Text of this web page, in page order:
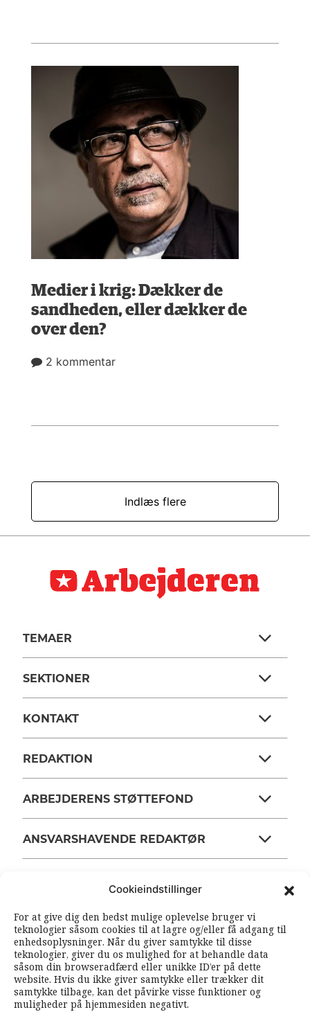
Cookieindstillinger
For at give dig den bedst mulige oplevelse bruger vi
teknologier såsom cookies til at lagre og/eller få adgang til
enhedsoplysninger. Når du giver samtykke til disse
teknologier, giver du os mulighed for at behandle data
såsom din browseradfærd eller unikke ID’er på dette
website. Hvis du ikke giver samtykke eller trækker dit
samtykke tilbage, kan det påvirke visse funktioner og
muligheder på hjemmesiden negativt.
Medier i krig: Dækker de
sandheden, eller dækker de
over den?
2 kommentar
Indlæs flere
TEMAER
SEKTIONER
KONTAKT
REDAKTION
ARBEJDERENS STØTTEFOND
ANSVARSHAVENDE REDAKTØR
OM ARBEJDEREN
SOUNDCLOUD RSS FEEDS
FØLG ARBEJDEREN
| |